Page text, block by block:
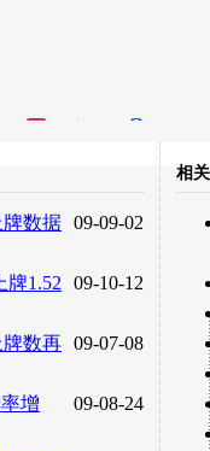
转发至：
09-09-02
数据
09-10-12
牌1.52
09-07-08
数再
09-08-24
增
相